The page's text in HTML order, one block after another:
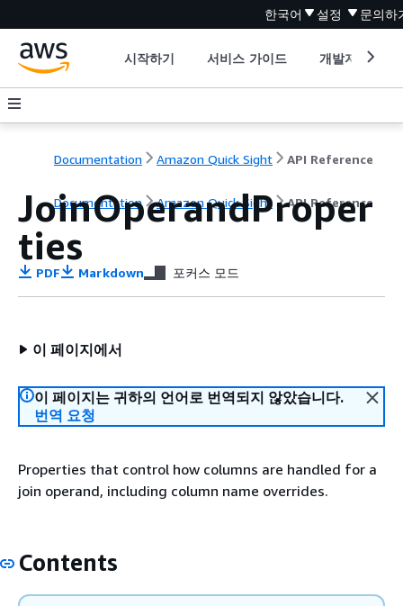
한국어 설정 문의하
시작하기 서비스 가이드 개발자 도구
Documentation Amazon Quick Sight API Reference
Documentation Amazon Quick Sight API Reference
JoinOperandProper
ties
PDF Markdown 포커스 모드
이 페이지에서
이 페이지는 귀하의 언어로 번역되지 않았습니다.
번역 요청
Properties that control how columns are handled for a
join operand, including column name overrides.
Contents